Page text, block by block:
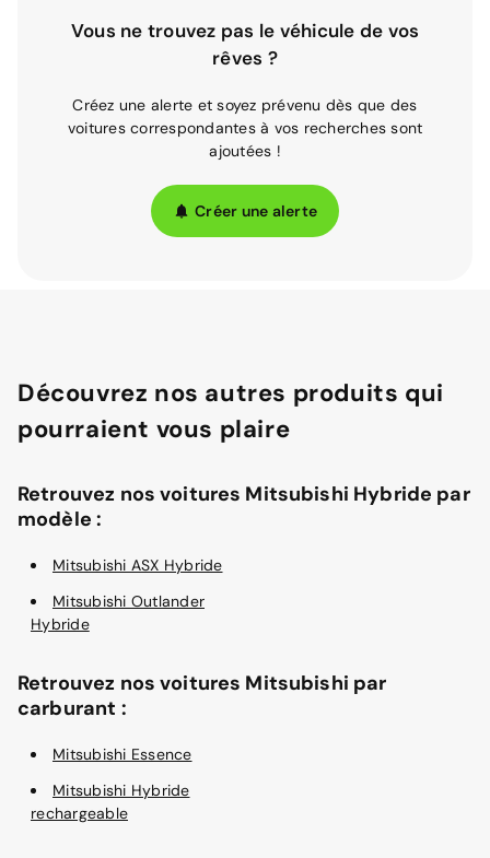
Vous ne trouvez pas le véhicule de vos
rêves ?
Créez une alerte et soyez prévenu dès que des
voitures correspondantes à vos recherches sont
ajoutées !
Créer une alerte
Découvrez nos autres produits qui
pourraient vous plaire
Retrouvez nos voitures Mitsubishi Hybride par
modèle :
Mitsubishi ASX Hybride
Mitsubishi Outlander
Hybride
Retrouvez nos voitures Mitsubishi par
carburant :
Mitsubishi Essence
Mitsubishi Hybride
rechargeable